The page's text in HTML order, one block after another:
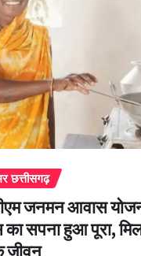
छत्तीसगढ़
जनमन आवास
सपना हुआ पूरा,
जीवन